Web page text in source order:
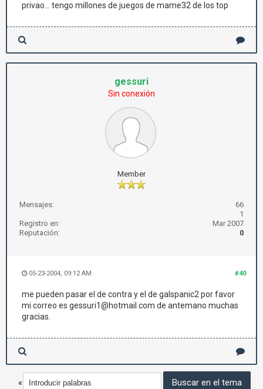
privao... tengo millones de juegos de mame32 de los top
gessuri
Sin conexión
Member
Mensajes:
66
1
Registro en:
Mar 2007
Reputación:
0
#40
05-23-2004, 09:12 AM
me pueden pasar el de contra y el de galspanic2 por favor
mi correo es gessuri1@hotmail.com de antemano muchas
gracias.
«